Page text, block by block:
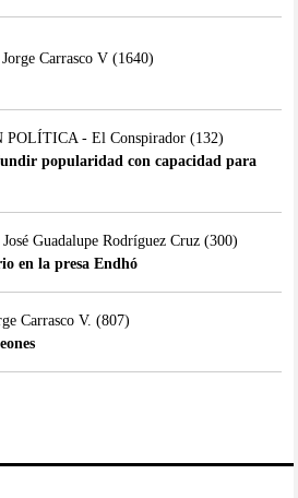
Carrasco V(1640)
POLÍTICA - El Conspirador(132)
popularidad con capacidad para
Guadalupe Rodríguez Cruz(300)
en la presa Endhó
Carrasco V. (807)